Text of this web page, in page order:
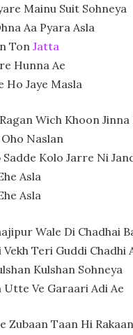
Mainu Suit Sohneya
Aa Pyara Asla
Ton Jatta
Hunna Ae
Ho Jaye Masla
Wich Khoon Jinna
Naslan
Sadde Kolo Jarre Ni
Asla
Asla
Wale Di Chadhai
Teri Guddi Chadhi
Kulshan Sohneya
Utte Ve Garaari Adi Ae
Zubaan Taan Hi Rakaan